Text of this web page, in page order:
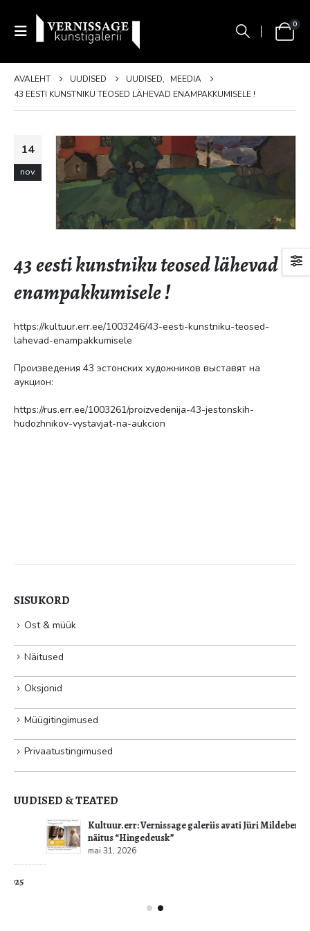
0
AVALEHT UUDISED UUDISED,
MEEDIA
43 EESTI KUNSTNIKU TEOSED LÄHEVAD ENAMPAKKUMISELE !
14
nov.
43 eesti kunstniku teosed lähevad
enampakkumisele !
https://kultuur.err.ee/1003246/43-eesti-kunstniku-teosed-
lahevad-enampakkumisele
Произведения 43 эстонских художников выставят на
аукцион:
https://rus.err.ee/1003261/proizvedenija-43-jestonskih-
hudozhnikov-vystavjat-na-aukcion
SISUKORD
Ost & müük
Näitused
Oksjonid
Müügitingimused
Privaatustingimused
UUDISED & TEATED
Kultuur.err: Vernissage galeriis avati Jüri Mildebergi
näitus “Hingedeusk”
mai 31, 2026